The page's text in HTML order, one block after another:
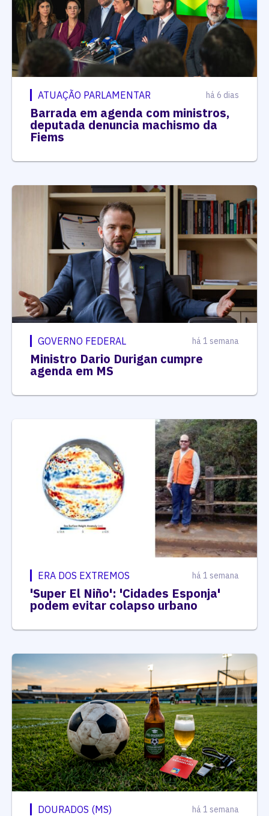
ATUAÇÃO PARLAMENTAR há 6 dias
Barrada em agenda com ministros,
deputada denuncia machismo da
Fiems
GOVERNO FEDERAL há 1 semana
Ministro Dario Durigan cumpre
agenda em MS
ERA DOS EXTREMOS há 1 semana
'Super El Niño': 'Cidades Esponja'
podem evitar colapso urbano
DOURADOS (MS) há 1 semana